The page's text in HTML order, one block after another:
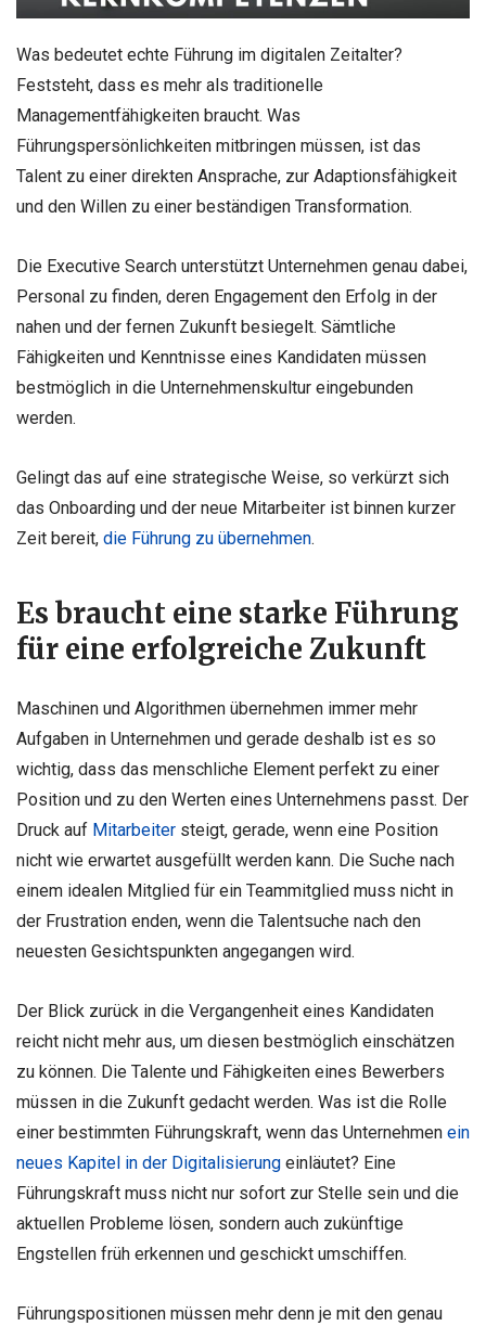
Was bedeutet echte Führung im digitalen Zeitalter?
Feststeht, dass es mehr als traditionelle
Managementfähigkeiten braucht. Was
Führungspersönlichkeiten mitbringen müssen, ist das
Talent zu einer direkten Ansprache, zur Adaptionsfähigkeit
und den Willen zu einer beständigen Transformation.
Die Executive Search unterstützt Unternehmen genau dabei,
Personal zu finden, deren Engagement den Erfolg in der
nahen und der fernen Zukunft besiegelt. Sämtliche
Fähigkeiten und Kenntnisse eines Kandidaten müssen
bestmöglich in die Unternehmenskultur eingebunden
werden.
Gelingt das auf eine strategische Weise, so verkürzt sich
das Onboarding und der neue Mitarbeiter ist binnen kurzer
Zeit bereit, die Führung zu übernehmen.
Es braucht eine starke Führung
für eine erfolgreiche Zukunft
Maschinen und Algorithmen übernehmen immer mehr
Aufgaben in Unternehmen und gerade deshalb ist es so
wichtig, dass das menschliche Element perfekt zu einer
Position und zu den Werten eines Unternehmens passt. Der
Druck auf Mitarbeiter steigt, gerade, wenn eine Position
nicht wie erwartet ausgefüllt werden kann. Die Suche nach
einem idealen Mitglied für ein Teammitglied muss nicht in
der Frustration enden, wenn die Talentsuche nach den
neuesten Gesichtspunkten angegangen wird.
Der Blick zurück in die Vergangenheit eines Kandidaten
reicht nicht mehr aus, um diesen bestmöglich einschätzen
zu können. Die Talente und Fähigkeiten eines Bewerbers
müssen in die Zukunft gedacht werden. Was ist die Rolle
einer bestimmten Führungskraft, wenn das Unternehmen ein
neues Kapitel in der Digitalisierung einläutet? Eine
Führungskraft muss nicht nur sofort zur Stelle sein und die
aktuellen Probleme lösen, sondern auch zukünftige
Engstellen früh erkennen und geschickt umschiffen.
Führungspositionen müssen mehr denn je mit den genau